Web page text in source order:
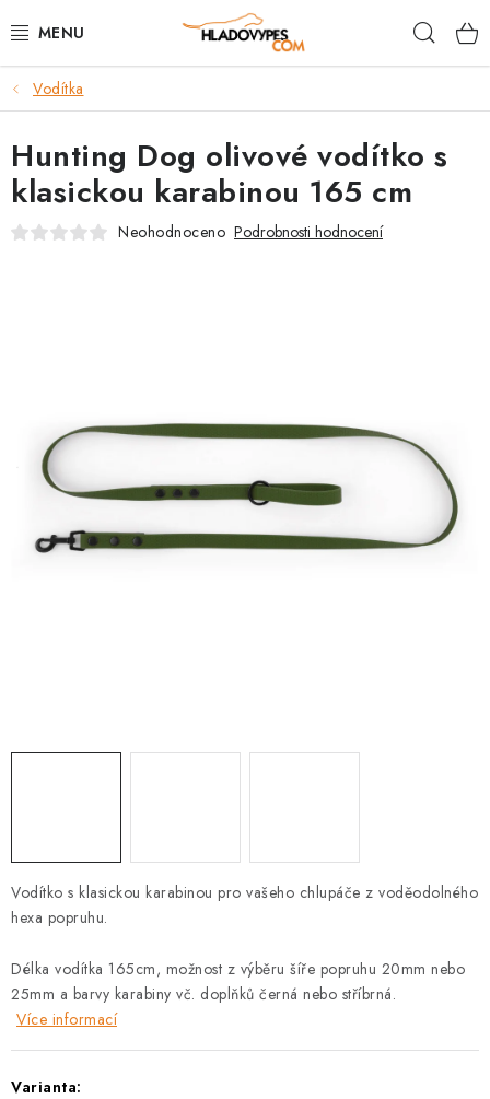
na
POTŘEBY PRO PSY
TAMI PŘEPRAVNÍ BOXY
SPORT SE PSEM
ZNAČKY
PRODEJNA
BLOG
Výměna, vrácení a reklamace
Obchodní podmínky
FAQ
Vodítka
Vodítko s klasickou karabinou pro vašeho chlupáče z voděodolného
hexa popruhu.
Délka vodítka 165cm, možnost z výběru šíře popruhu 20mm nebo
25mm a barvy karabiny vč. doplňků černá nebo stříbrná.
Více informací
Varianta:
Hunting Dog olivové vodítko s
klasickou karabinou 165 cm
Neohodnoceno Podrobnosti hodnocení